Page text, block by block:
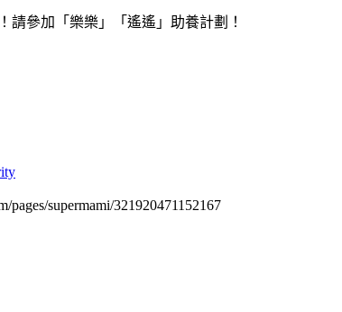
請參加「樂樂」「遙遙」助養計劃！
pages/supermami/321920471152167